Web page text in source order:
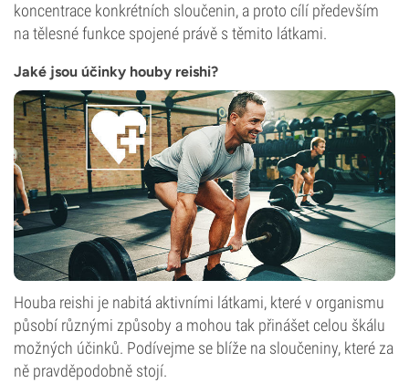
koncentrace konkrétních sloučenin, a proto cílí především
na tělesné funkce spojené právě s těmito látkami.
Jaké jsou účinky houby reishi?
Houba reishi je nabitá aktivními látkami, které v organismu
působí různými způsoby a mohou tak přinášet celou škálu
možných účinků. Podívejme se blíže na sloučeniny, které za
ně pravděpodobně stojí.